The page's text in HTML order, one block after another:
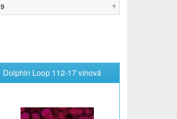
9
Dolphin Loop 112-17 vínová